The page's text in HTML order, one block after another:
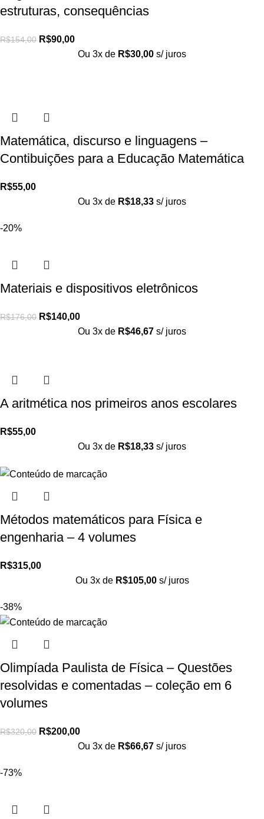
estruturas, consequências
R$154,00 R$90,00
Ou 3x de R$30,00 s/ juros
Matemática, discurso e linguagens –
Contibuições para a Educação Matemática
R$55,00
Ou 3x de R$18,33 s/ juros
-20%
Materiais e dispositivos eletrônicos
R$176,00 R$140,00
Ou 3x de R$46,67 s/ juros
A aritmética nos primeiros anos escolares
R$55,00
Ou 3x de R$18,33 s/ juros
Métodos matemáticos para Física e
engenharia – 4 volumes
R$315,00
Ou 3x de R$105,00 s/ juros
-38%
Olimpíada Paulista de Física – Questões
resolvidas e comentadas – coleção em 6
volumes
R$320,00 R$200,00
Ou 3x de R$66,67 s/ juros
-73%